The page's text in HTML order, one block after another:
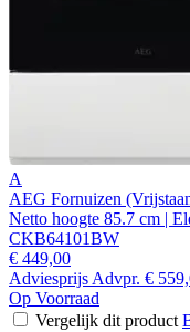
A
AEG Fornuizen
Netto hoogte 85.7 cm |
CKB64101BW
€ 449,00
Adviesprijs Advpr. €
Op Voorraad
Vergelijk dit product